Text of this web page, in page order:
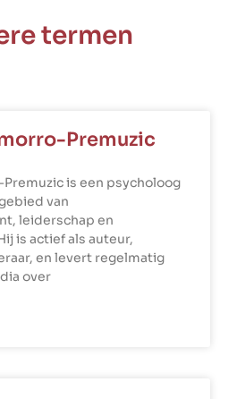
termen
Premuzic
is een psycholoog
van
leiderschap en
is actief als auteur,
en levert regelmatig
over